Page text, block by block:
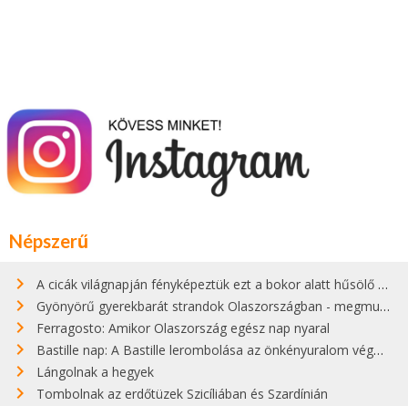
Népszerű
A cicák világnapján fényképeztük ezt a bokor alatt hűsölő cicát Kisorosziban
Gyönyörű gyerekbarát strandok Olaszországban - megmutatjuk a 15 legjobbat
Ferragosto: Amikor Olaszország egész nap nyaral
Bastille nap: A Bastille lerombolása az önkényuralom végét jelentette
Lángolnak a hegyek
Tombolnak az erdőtüzek Szicíliában és Szardínián